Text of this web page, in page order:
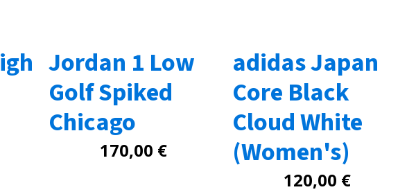
Jordan 1 Low
Golf Spiked
Chicago
170,00 €
adidas Japan
Core Black
Cloud White
(Women's)
120,00 €